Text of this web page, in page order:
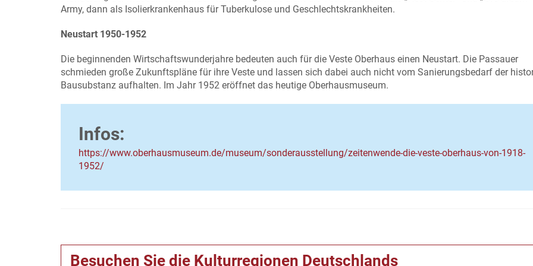
Army, dann als Isolierkrankenhaus für Tuberkulose und Geschlechtskrankheiten.
Neustart 1950-1952
Die beginnenden Wirtschaftswunderjahre bedeuten auch für die Veste Oberhaus einen Neustart. Die Passauer
schmieden große Zukunftspläne für ihre Veste und lassen sich dabei auch nicht vom Sanierungsbedarf der
Bausubstanz aufhalten. Im Jahr 1952 eröffnet das heutige Oberhausmuseum.
Infos:
https://www.oberhausmuseum.de/museum/sonderausstellung/zeitenwende-die-veste-oberhaus-von-1918-
1952/
Besuchen Sie die Kulturregionen Deutschlands